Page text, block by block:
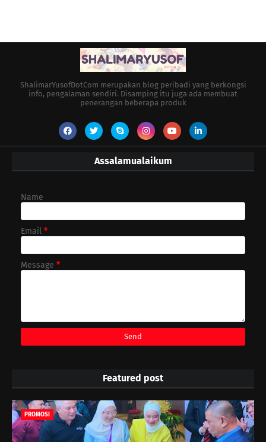
ShalimarYusofDotCom merupakan blog peribadi yang berkongsi
info, pengalaman sendiri. Disamping itu juga ada membuat
penerangan beberapa produk
Assalamualaikum
Name
Email *
Message *
Featured post
PROMOSI